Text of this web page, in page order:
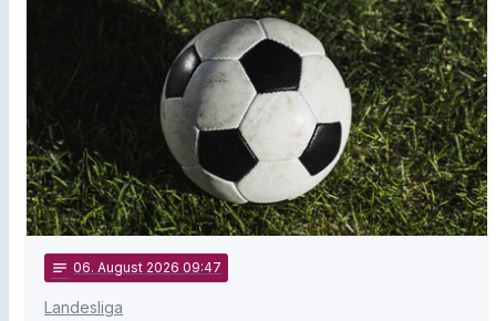
notes 06. August 2026 09:47
Landesliga